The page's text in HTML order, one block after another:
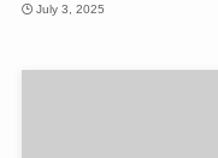
July 3, 2025